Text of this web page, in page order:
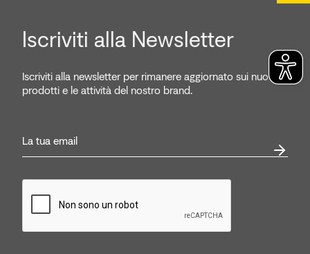
Iscriviti alla Newsletter
Iscriviti alla newsletter per rimanere aggiornato sui nuovi
prodotti e le attività del nostro brand.